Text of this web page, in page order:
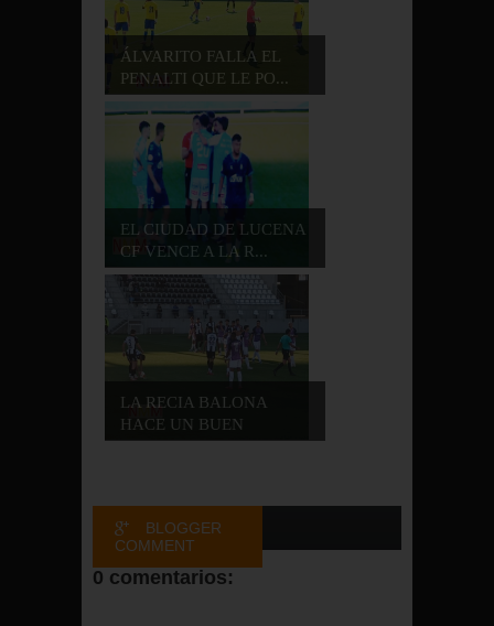
ÁLVARITO FALLA EL
PENALTI QUE LE PO...
EL CIUDAD DE LUCENA
CF VENCE A LA R...
LA RECIA BALONA
HACE UN BUEN
PARTID...
BLOGGER
COMMENT
FACEBOOK
0 comentarios: